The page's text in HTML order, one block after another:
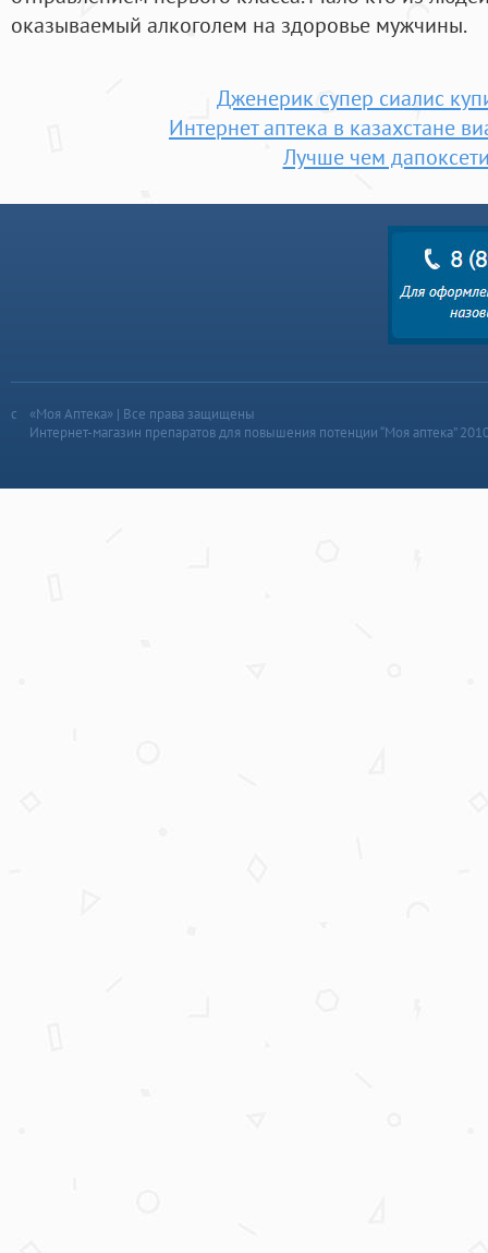
оказываемый алкоголем на здоровье мужчины.
Дженерик супер сиалис
Интернет аптека в казахстане
Лучше чем
«Моя Аптека» | Все права защищены
Интернет-магазин препаратов для повышения потенции “Моя аптека”